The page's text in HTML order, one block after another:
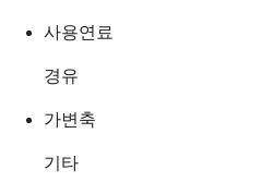
사용연료
경유
가변축
기타